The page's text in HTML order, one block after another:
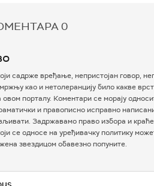
0
садрже вређање, непристојан говор,
као и нетолеранцију било какве
порталу. Коментари се морају
и правописно исправно
Задржавамо право избора и
се односе на уређивачку политику
звездицом обавезно попуните.